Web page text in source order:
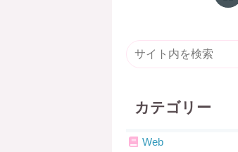
カテゴリー
Web